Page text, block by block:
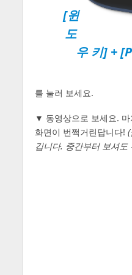
[윈
도
우 키] +
를 눌러 보세요.
▼ 동영상으로 보세요.
화면이 번쩍거린답니다!
깁니다. 중간부터 보셔도